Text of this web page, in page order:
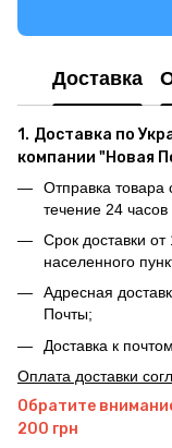
Доставка
1. Доставка по
компании "Новая
Отправка товара
течение 24
Срок доставки
населенного
Адресная
Почты;
Доставка к
Оплата доставки
Обратите
200 грн